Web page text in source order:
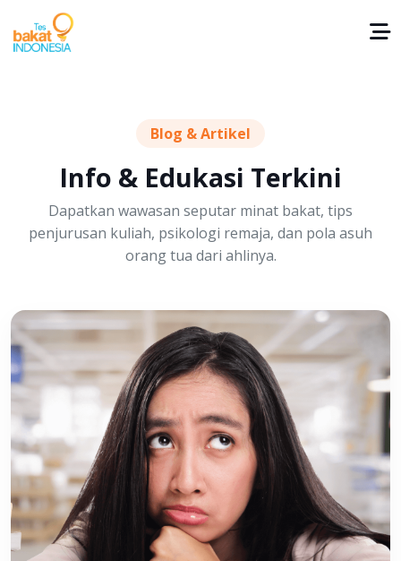
Blog & Artikel
Info & Edukasi Terkini
Dapatkan wawasan seputar minat bakat, tips
penjurusan kuliah, psikologi remaja, dan pola asuh
orang tua dari ahlinya.